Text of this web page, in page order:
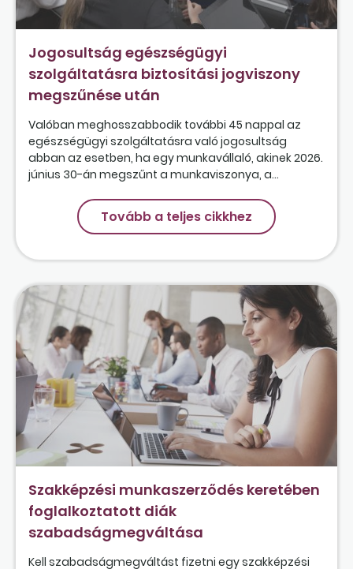
Jogosultság egészségügyi
szolgáltatásra biztosítási jogviszony
megszűnése után
Valóban meghosszabbodik további 45 nappal az
egészségügyi szolgáltatásra való jogosultság
abban az esetben, ha egy munkavállaló, akinek 2026.
június 30-án megszűnt a munkaviszonya, a...
Tovább a teljes cikkhez
Szakképzési munkaszerződés keretében
foglalkoztatott diák
szabadságmegváltása
Kell szabadságmegváltást fizetni egy szakképzési